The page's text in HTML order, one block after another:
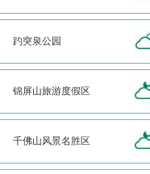
趵突泉公园
锦屏山旅游度假区
千佛山风景名胜区